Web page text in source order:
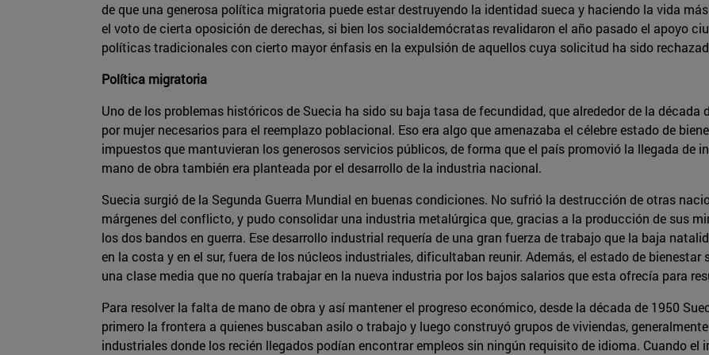
de que una generosa política migratoria puede estar destruyendo la identidad sueca y haciendo la vida
el voto de cierta oposición de derechas, si bien los socialdemócratas revalidaron el año pasado el apoyo
políticas tradicionales con cierto mayor énfasis en la expulsión de aquellos cuya solicitud ha sido
Política migratoria
Uno de los problemas históricos de Suecia ha sido su baja tasa de fecundidad, que alrededor de la
por mujer necesarios para el reemplazo poblacional. Eso era algo que amenazaba el célebre estado de
impuestos que mantuvieran los generosos servicios públicos, de forma que el país promovió la llegada de
mano de obra también era planteada por el desarrollo de la industria nacional.
Suecia surgió de la Segunda Guerra Mundial en buenas condiciones. No sufrió la destrucción de otras
márgenes del conflicto, y pudo consolidar una industria metalúrgica que, gracias a la producción de sus
los dos bandos en guerra. Ese desarrollo industrial requería de una gran fuerza de trabajo que la baja
en la costa y en el sur, fuera de los núcleos industriales, dificultaban reunir. Además, el estado de
una clase media que no quería trabajar en la nueva industria por los bajos salarios que esta ofrecía para
Para resolver la falta de mano de obra y así mantener el progreso económico, desde la década de 1950
primero la frontera a quienes buscaban asilo o trabajo y luego construyó grupos de viviendas,
industriales donde los recién llegados podían encontrar empleos sin ningún requisito de idioma. Cuando